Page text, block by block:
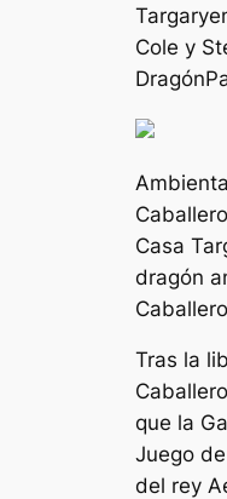
Cole y
Dragón
Casa
dragón
Tras la
que la
Juego
del rey